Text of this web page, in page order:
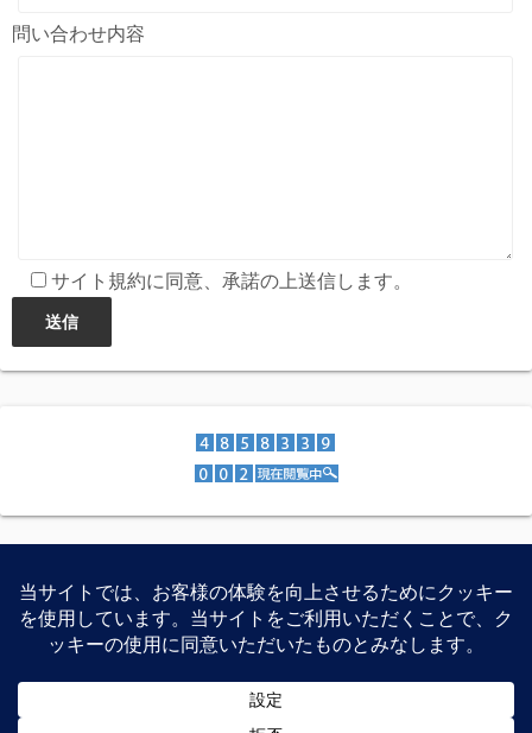
問い合わせ内容
サイト規約に同意、承諾の上送信します。
スマートフォン、家電製品、PCパーツなどの特価紹介、レ